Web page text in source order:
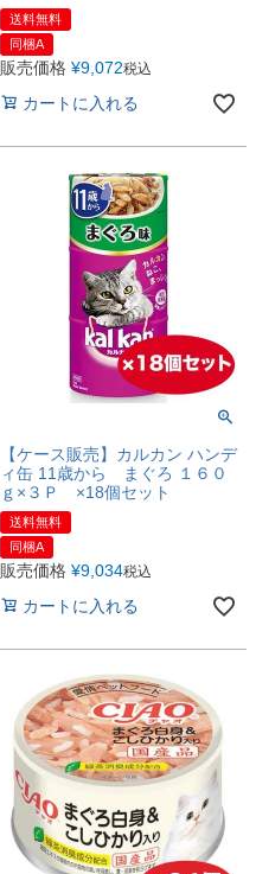
送料無料
同梱A
販売価格 ¥9,072税込
カートに入れる
【ケース販売】カルカン ハンデ
ィ缶 11歳から まぐろ １６０
ｇ×３Ｐ ×18個セット
送料無料
同梱A
販売価格 ¥9,034税込
カートに入れる